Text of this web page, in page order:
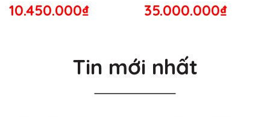
10.450.000₫ 35.000.000₫
Tin mới nhất